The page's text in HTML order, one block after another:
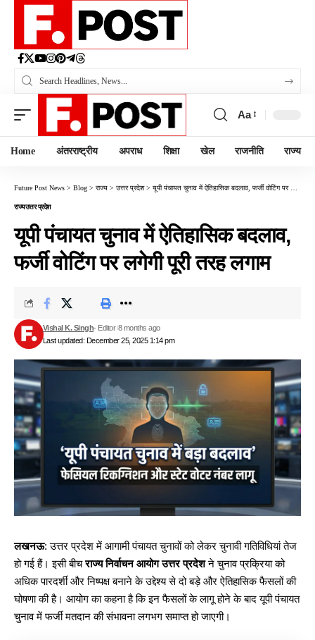
Aa
Home अंतरराष्ट्रीय अपराध शिक्षा खेल राजनीति राज्य
Future Post News > Blog > राज्य > उत्तर प्रदेश> यूपी पंचायत चुनाव में ऐतिहासिक बदलाव, फर्जी वोटिंग पर लगेगी पूरी तरह लगाम
राज्यउत्तर प्रदेश
यूपी पंचायत चुनाव में ऐतिहासिक बदलाव,
फर्जी वोटिंग पर लगेगी पूरी तरह लगाम
Last updated: December 25, 2025 1:14 pm
Vishal K. Singh- Editor 8 months ago
लखनऊ: उत्तर प्रदेश में आगामी पंचायत चुनावों को लेकर चुनावी गतिविधियां तेज
हो गई हैं। इसी बीच राज्य निर्वाचन आयोगउत्तर प्रदेशने चुनाव प्रक्रिया को
अधिक पारदर्शी और निष्पक्ष बनाने के उद्देश्य से दो बड़े और ऐतिहासिक फैसलों की
घोषणा की है। आयोग का कहना है कि इन फैसलों के लागू होने के बाद यूपी पंचायत
चुनाव में फर्जी मतदान की संभावना लगभग समाप्त हो जाएगी।